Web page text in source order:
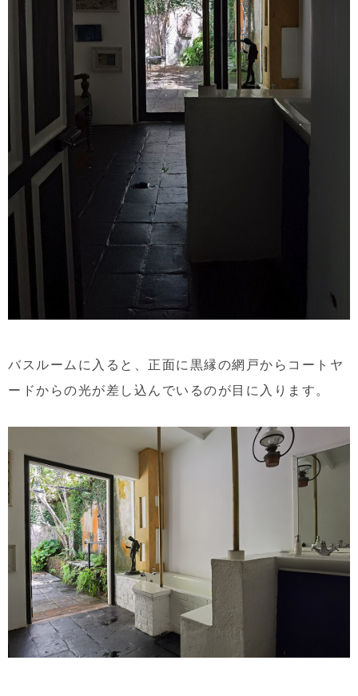
バスルームに入ると、正面に黒縁の網戸からコートヤ
ードからの光が差し込んでいるのが目に入ります。